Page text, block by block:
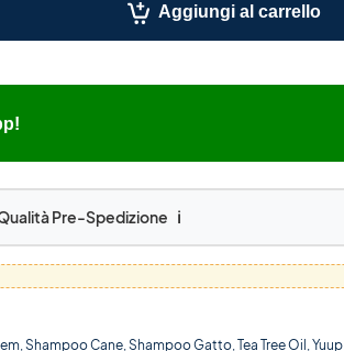
Aggiungi al carrello
Pre-Spedizione ℹ️
,Shampoo Cane,Shampoo Gatto,Tea Tree Oil ,Yuup